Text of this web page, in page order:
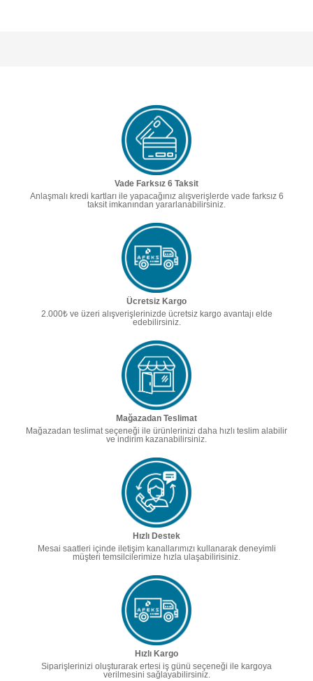
Vade Farksız 6 Taksit
Anlaşmalı kredi kartları ile yapacağınız alışverişlerde vade farksız 6
taksit imkanından yararlanabilirsiniz.
Ücretsiz Kargo
2.000₺ ve üzeri alışverişlerinizde ücretsiz kargo avantajı elde
edebilirsiniz.
Mağazadan Teslimat
Mağazadan teslimat seçeneği ile ürünlerinizi daha hızlı teslim alabilir
ve indirim kazanabilirsiniz.
Hızlı Destek
Mesai saatleri içinde iletişim kanallarımızı kullanarak deneyimli
müşteri temsilcilerimize hızla ulaşabilirisiniz.
Hızlı Kargo
Siparişlerinizi oluşturarak ertesi iş günü seçeneği ile kargoya
verilmesini sağlayabilirsiniz.